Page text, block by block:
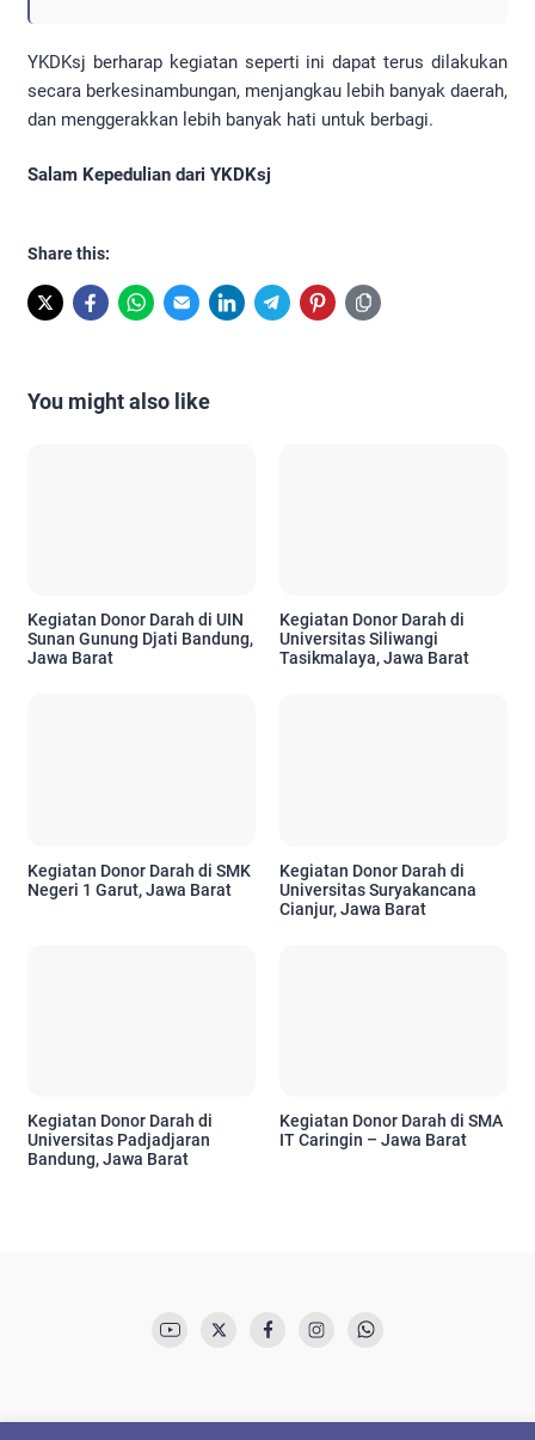
YKDKsj berharap kegiatan seperti ini dapat terus dilakukan
secara berkesinambungan, menjangkau lebih banyak daerah,
dan menggerakkan lebih banyak hati untuk berbagi.
Salam Kepedulian dari YKDKsj
Share this:
You might also like
Kegiatan Donor Darah di UIN
Sunan Gunung Djati Bandung,
Jawa Barat
Kegiatan Donor Darah di
Universitas Siliwangi
Tasikmalaya, Jawa Barat
Kegiatan Donor Darah di SMK
Negeri 1 Garut, Jawa Barat
Kegiatan Donor Darah di
Universitas Suryakancana
Cianjur, Jawa Barat
Kegiatan Donor Darah di
Universitas Padjadjaran
Bandung, Jawa Barat
Kegiatan Donor Darah di SMA
IT Caringin – Jawa Barat